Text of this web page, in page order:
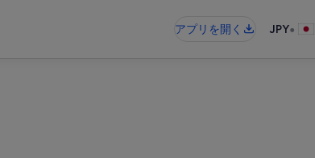
アプリを開く
JPY•